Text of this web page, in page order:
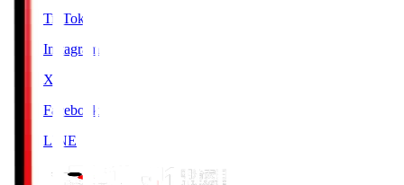
TikTok
Instagram
X
Facebook
LINE